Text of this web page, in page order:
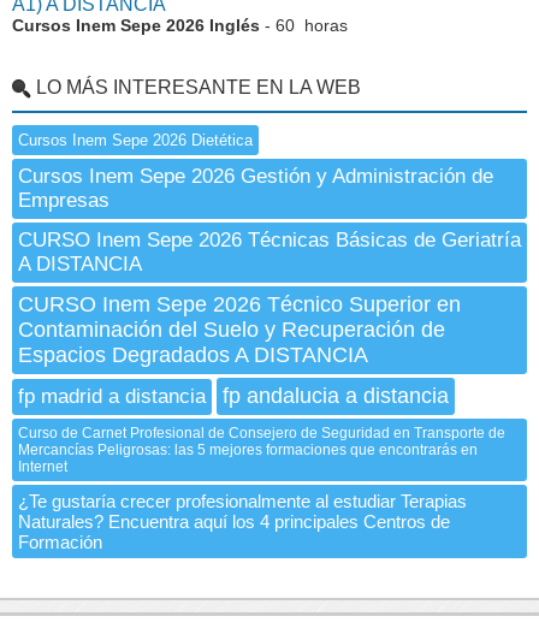
A1) A DISTANCIA
Cursos Inem Sepe 2026 Inglés - 60 horas
LO MÁS INTERESANTE EN LA WEB
Cursos Inem Sepe 2026 Dietética
Cursos Inem Sepe 2026 Gestión y Administración de
Empresas
CURSO Inem Sepe 2026 Técnicas Básicas de Geriatría
A DISTANCIA
CURSO Inem Sepe 2026 Técnico Superior en
Contaminación del Suelo y Recuperación de
Espacios Degradados A DISTANCIA
fp madrid a distancia fp andalucia a distancia
Curso de Carnet Profesional de Consejero de Seguridad en Transporte de
Mercancías Peligrosas: las 5 mejores formaciones que encontrarás en
Internet
¿Te gustaría crecer profesionalmente al estudiar Terapias
Naturales? Encuentra aquí los 4 principales Centros de
Formación